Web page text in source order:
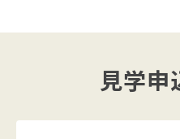
見学申